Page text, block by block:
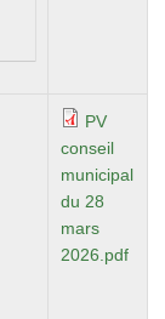
PV
conseil
municipal
du 28
mars
2026.pdf